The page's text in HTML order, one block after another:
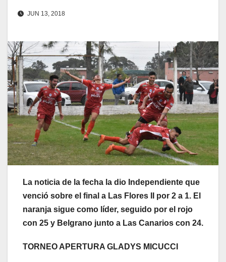
JUN 13, 2018
La noticia de la fecha la dio Independiente que
venció sobre el final a Las Flores II por 2 a 1. El
naranja sigue como líder, seguido por el rojo
con 25 y Belgrano junto a Las Canarios con 24.
TORNEO APERTURA GLADYS MICUCCI